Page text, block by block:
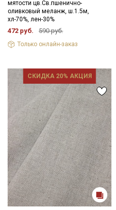
мятости цв.Св.пшенично-
оливковый меланж, ш.1.5м,
хл-70%, лен-30%
472 руб. 590 руб.
Только онлайн-заказ
СКИДКА 20% АКЦИЯ